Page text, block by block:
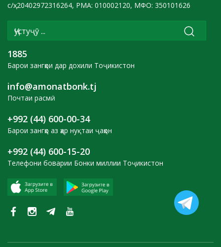
с/ҳ: 20402972316264, РМА: 010002120, МФО: 350101626
1885
Барои зангҳои дар дохили Тоҷикистон
info@amonatbonk.tj
Почтаи расмӣ
+992 (44) 600-00-34
Барои зангҳо аз ҳар нуқтаи ҷаҳон
+992 (44) 600-15-20
Телефони боварии Бонки миллии Тоҷикистон